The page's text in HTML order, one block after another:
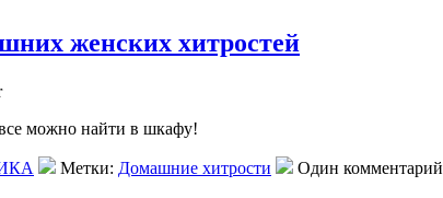
женских хитростей
можно найти в шкафу!
Метки: Домашние хитрости Один комментарий